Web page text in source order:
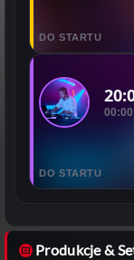
DO STARTU
00:00
DO STARTU
Produkcje &